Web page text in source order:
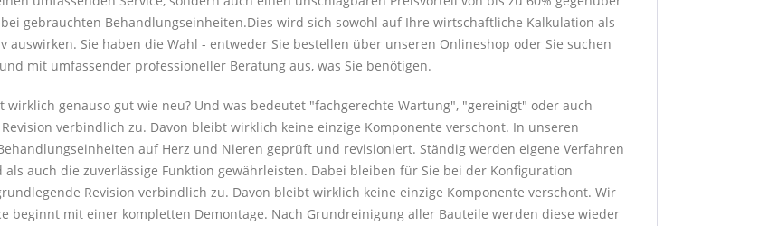
gebrauchten Behandlungseinheiten.Dies wird sich sowohl auf Ihre wirtschaftliche Kalkulation als
Sie haben die Wahl - entweder Sie bestellen über unseren Onlineshop oder Sie suchen
mit umfassender professioneller Beratung aus, was Sie benötigen.
genauso gut wie neu? Und was bedeutet "fachgerechte Wartung", "gereinigt" oder auch
verbindlich zu. Davon bleibt wirklich keine einzige Komponente verschont. In unseren
auf Herz und Nieren geprüft und revisioniert. Ständig werden eigene Verfahren
auch die zuverlässige Funktion gewährleisten. Dabei bleiben für Sie bei der Konfiguration
Revision verbindlich zu. Davon bleibt wirklich keine einzige Komponente verschont. Wir
beginnt mit einer kompletten Demontage. Nach Grundreinigung aller Bauteile werden diese wieder